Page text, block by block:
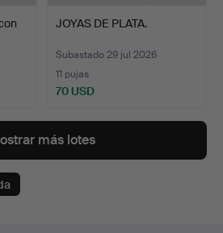
JOYAS DE PLATA.
Subastado 29 jul 2026
11 pujas
70 USD
más lotes